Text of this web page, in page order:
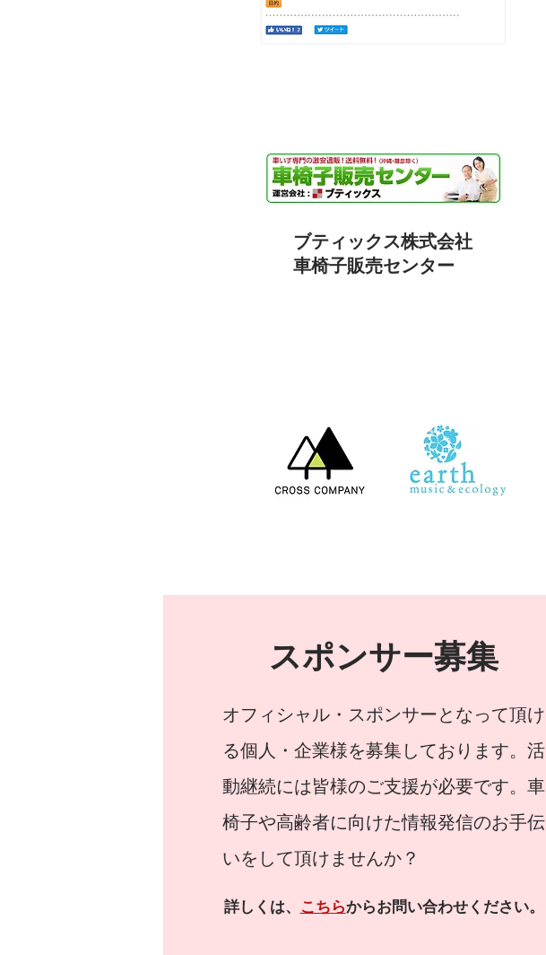
ブティックス株式会社
車椅子販売センター
スポンサー募集
オフィシャル・スポンサーとなって頂け
る個人・企業様を募集しております。活
動継続には皆様のご支援が必要です。車
椅子や高齢者に向けた情報発信のお手伝
いをして頂けませんか？
詳しくは、 こちらからお問い合わせください。